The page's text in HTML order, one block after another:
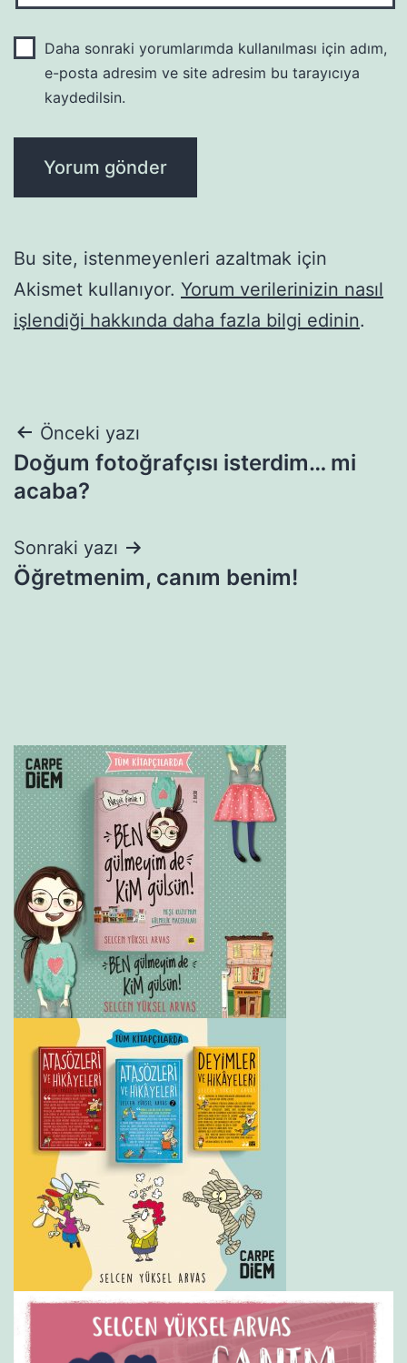
Daha sonraki yorumlarımda kullanılması için adım,
e-posta adresim ve site adresim bu tarayıcıya
kaydedilsin.
Bu site, istenmeyenleri azaltmak için
Akismet kullanıyor. Yorum verilerinizin nasıl
işlendiği hakkında daha fazla bilgi edinin.
Yazı
gezinmesi
Önceki yazı
Doğum fotoğrafçısı isterdim… mi
acaba?
Sonraki yazı
Öğretmenim, canım benim!